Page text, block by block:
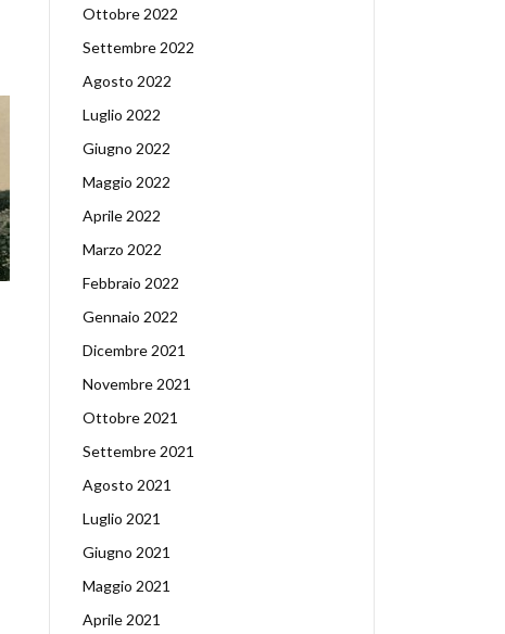
Ottobre 2022
Settembre 2022
Agosto 2022
Luglio 2022
Giugno 2022
Maggio 2022
Aprile 2022
Marzo 2022
Febbraio 2022
Gennaio 2022
Dicembre 2021
Novembre 2021
Ottobre 2021
Settembre 2021
Agosto 2021
Luglio 2021
Giugno 2021
Maggio 2021
Aprile 2021